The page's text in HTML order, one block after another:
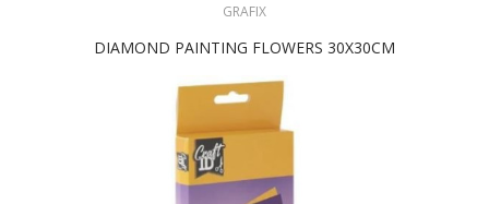
GRAFIX
DIAMOND PAINTING FLOWERS 30X30CM